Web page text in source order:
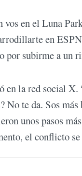
vos en el Luna
en
por subirme a un
la red social X.
No te da. Sos
unos pasos
el conflicto se